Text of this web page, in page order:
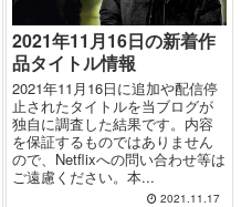
2021年11月16日の新着作
品タイトル情報
2021年11月16日に追加や配信停
止されたタイトルを当ブログが
独自に調査した結果です。内容
を保証するものではありません
ので、Netflixへの問い合わせ等は
ご遠慮ください。本...
2021.11.17